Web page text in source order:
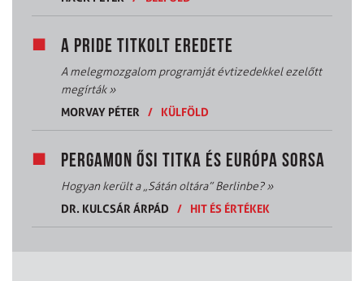
A PRIDE TITKOLT EREDETE
A melegmozgalom programját évtizedekkel ezelőtt
megírták»
MORVAY PÉTER
/ KÜLFÖLD
PERGAMON ŐSI TITKA ÉS EURÓPA SORSA
Hogyan került a „Sátán oltára” Berlinbe?»
DR. KULCSÁR ÁRPÁD
/ HIT ÉS ÉRTÉKEK